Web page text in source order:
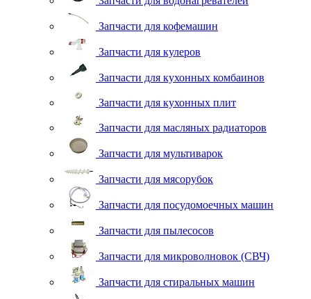
Запчасти для кофемашин
Запчасти для кулеров
Запчасти для кухонных комбаинов
Запчасти для кухонных плит
Запчасти для масляных радиаторов
Запчасти для мультиварок
Запчасти для мясорубок
Запчасти для посудомоечных машин
Запчасти для пылесосов
Запчасти для микроволновок (СВЧ)
Запчасти для стиральных машин